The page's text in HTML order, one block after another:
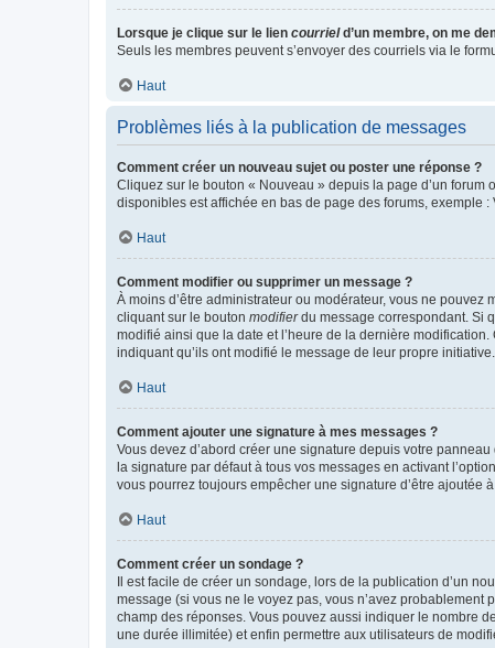
Lorsque je clique sur le lien courrield’un membre, on me
Seuls les membres peuvent s’envoyer des courriels via le
Haut
Problèmes liés à la publication de messages
Comment créer un nouveau sujet ou poster une réponse ?
Cliquez sur le bouton « Nouveau » depuis la page d’un
disponibles est affichée en bas de page des forums, exemple :
Haut
Comment modifier ou supprimer un message ?
À moins d’être administrateur ou modérateur, vous ne
cliquant sur le bouton modifierdu message correspondant. Si
modifié ainsi que la date et l’heure de la dernière
indiquant qu’ils ont modifié le message de leur propre
Haut
Comment ajouter une signature à mes messages ?
Vous devez d’abord créer une signature depuis votre
la signature par défaut à tous vos messages en activant
vous pourrez toujours empêcher une signature d’être ajoutée
Haut
Comment créer un sondage ?
Il est facile de créer un sondage, lors de la publication d’un
message (si vous ne le voyez pas, vous n’avez
champ des réponses. Vous pouvez aussi indiquer le nombre
une durée illimitée) et enfin permettre aux utilisateurs de